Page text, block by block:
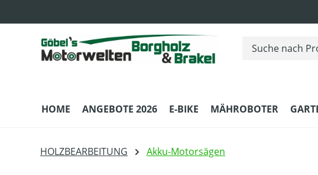
HOME ANGEBOTE 2026 E-BIKE MÄHROBOTER
HOLZBEARBEITUNG Akku-Motorsägen